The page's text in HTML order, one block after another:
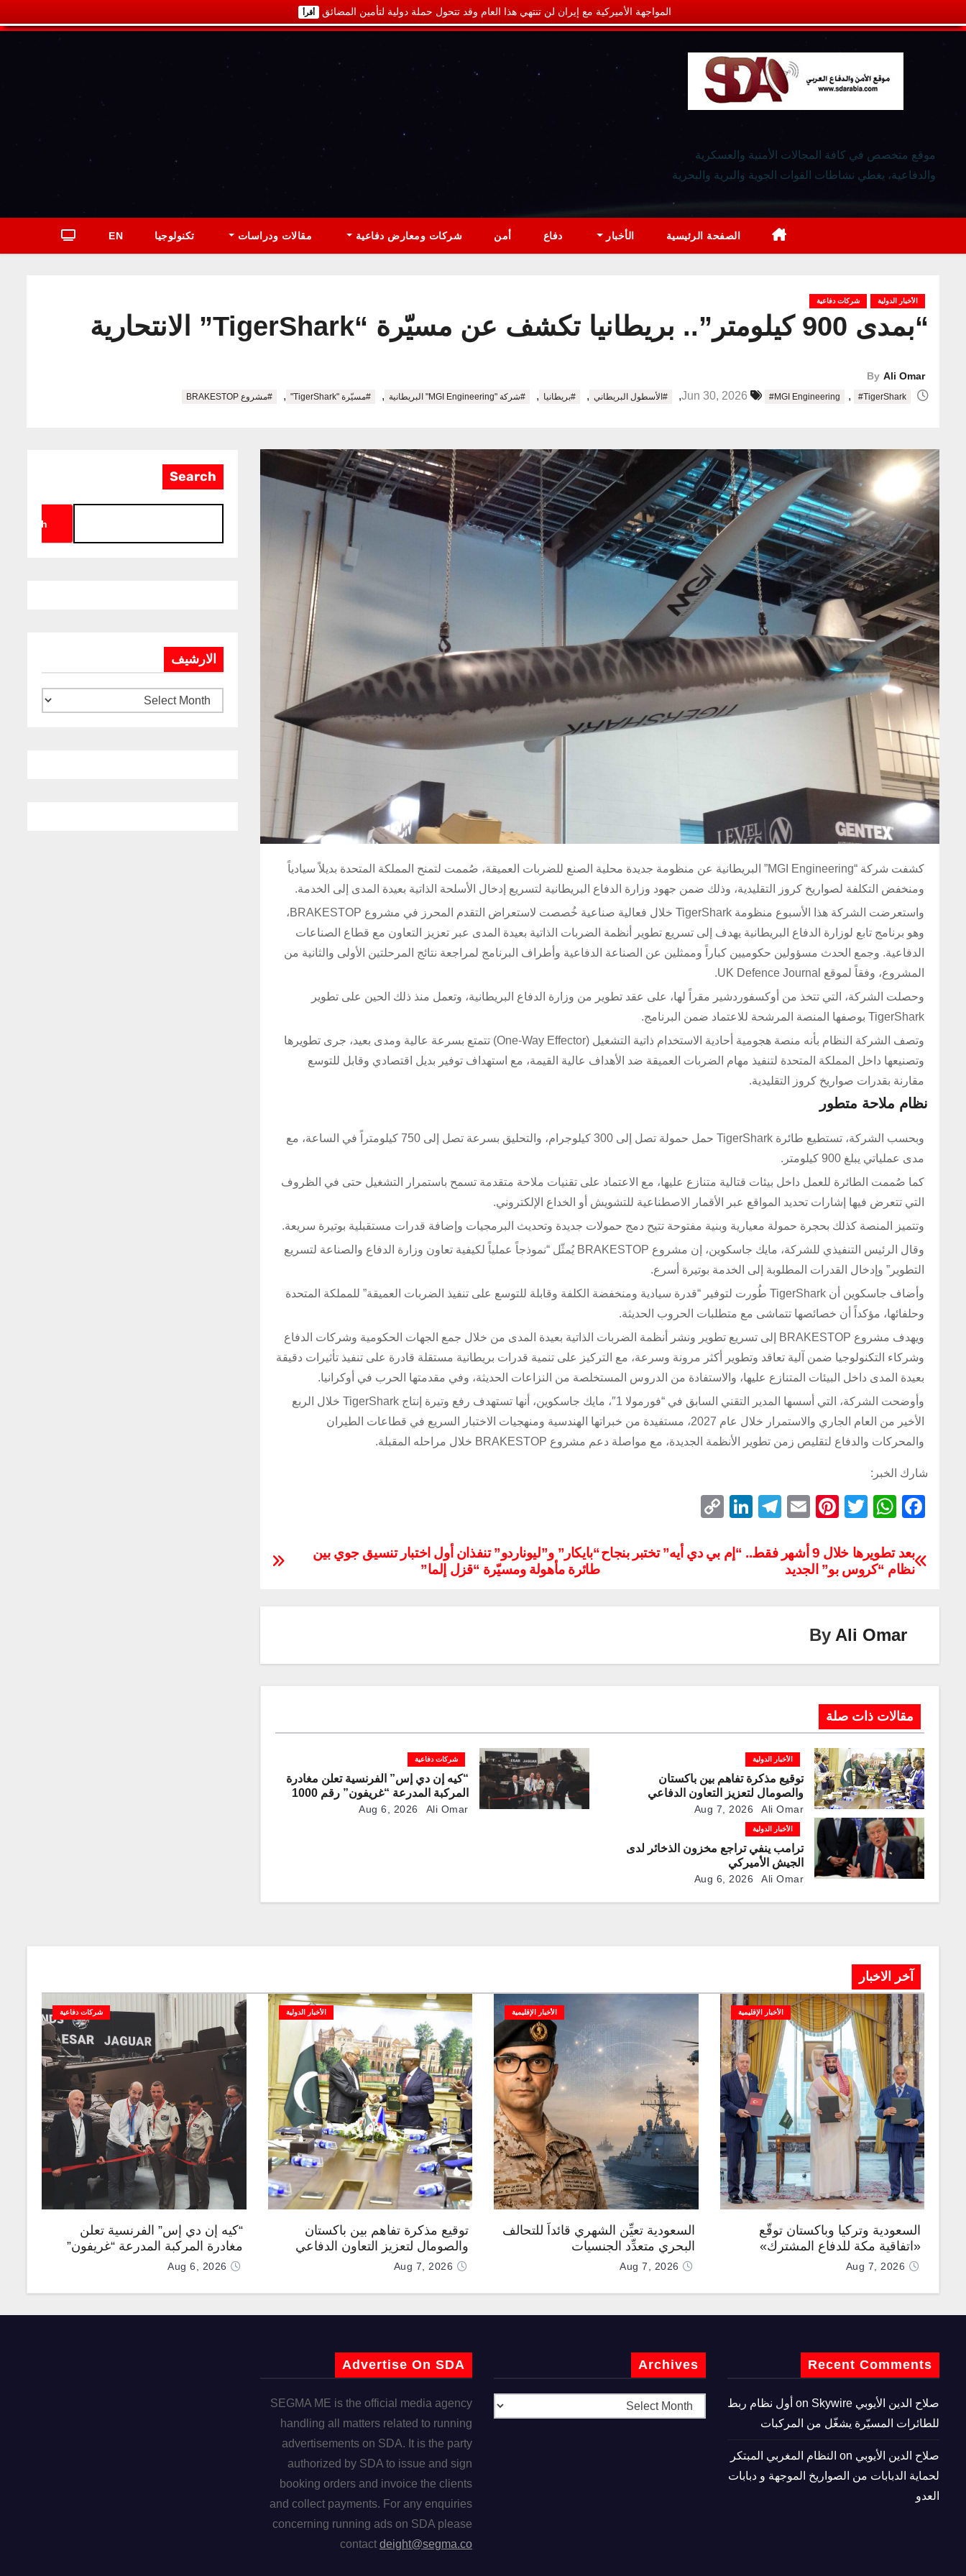
المواجهة الأميركية مع إيران لن تنتهي هذا العام وقد تتحول حملة دولية لتأمين المضائق أقرأ
موقع متخصص في كافة المجالات الأمنية والعسكرية
والدفاعية، يغطي نشاطات القوات الجوية والبرية والبحرية
الصفحة الرئيسية الأخبار دفاع أمن شركات ومعارض دفاعية مقالات ودراسات تكنولوجيا EN
الأخبار الدولية شركات دفاعية
“بمدى 900 كيلومتر”.. بريطانيا تكشف عن مسيّرة “TigerShark” الانتحارية
By Ali Omar
#MGI Engineering , #TigerShark
, #الأسطول البريطاني , #بريطانيا , #شركة "MGI Engineering" البريطانية , #مسيّرة "TigerShark" , #مشروع BRAKESTOP
كشفت شركة “MGI Engineering” البريطانية عن منظومة جديدة محلية الصنع للضربات العميقة، صُممت لتمنح المملكة المتحدة بديلاً سيادياً
ومنخفض التكلفة لصواريخ كروز التقليدية، وذلك ضمن جهود وزارة الدفاع البريطانية لتسريع إدخال الأسلحة الذاتية بعيدة المدى إلى الخدمة.
واستعرضت الشركة هذا الأسبوع منظومة TigerShark خلال فعالية صناعية خُصصت لاستعراض التقدم المحرز في مشروع BRAKESTOP،
وهو برنامج تابع لوزارة الدفاع البريطانية يهدف إلى تسريع تطوير أنظمة الضربات الذاتية بعيدة المدى عبر تعزيز التعاون مع قطاع الصناعات
الدفاعية. وجمع الحدث مسؤولين حكوميين كباراً وممثلين عن الصناعة الدفاعية وأطراف البرنامج لمراجعة نتائج المرحلتين الأولى والثانية من
المشروع، وفقاً لموقع UK Defence Journal.
وحصلت الشركة، التي تتخذ من أوكسفوردشير مقراً لها، على عقد تطوير من وزارة الدفاع البريطانية، وتعمل منذ ذلك الحين على تطوير
TigerShark بوصفها المنصة المرشحة للاعتماد ضمن البرنامج.
وتصف الشركة النظام بأنه منصة هجومية أحادية الاستخدام ذاتية التشغيل (One-Way Effector) تتمتع بسرعة عالية ومدى بعيد، جرى تطويرها
وتصنيعها داخل المملكة المتحدة لتنفيذ مهام الضربات العميقة ضد الأهداف عالية القيمة، مع استهداف توفير بديل اقتصادي وقابل للتوسع
مقارنة بقدرات صواريخ كروز التقليدية.
نظام ملاحة متطور
وبحسب الشركة، تستطيع طائرة TigerShark حمل حمولة تصل إلى 300 كيلوجرام، والتحليق بسرعة تصل إلى 750 كيلومتراً في الساعة، مع
مدى عملياتي يبلغ 900 كيلومتر.
كما صُممت الطائرة للعمل داخل بيئات قتالية متنازع عليها، مع الاعتماد على تقنيات ملاحة متقدمة تسمح باستمرار التشغيل حتى في الظروف
التي تتعرض فيها إشارات تحديد المواقع عبر الأقمار الاصطناعية للتشويش أو الخداع الإلكتروني.
وتتميز المنصة كذلك بحجرة حمولة معيارية وبنية مفتوحة تتيح دمج حمولات جديدة وتحديث البرمجيات وإضافة قدرات مستقبلية بوتيرة سريعة.
وقال الرئيس التنفيذي للشركة، مايك جاسكوين، إن مشروع BRAKESTOP يُمثّل “نموذجاً عملياً لكيفية تعاون وزارة الدفاع والصناعة لتسريع
التطوير” وإدخال القدرات المطلوبة إلى الخدمة بوتيرة أسرع.
وأضاف جاسكوين أن TigerShark طُورت لتوفير “قدرة سيادية ومنخفضة الكلفة وقابلة للتوسع على تنفيذ الضربات العميقة” للمملكة المتحدة
وحلفائها، مؤكداً أن خصائصها تتماشى مع متطلبات الحروب الحديثة.
ويهدف مشروع BRAKESTOP إلى تسريع تطوير ونشر أنظمة الضربات الذاتية بعيدة المدى من خلال جمع الجهات الحكومية وشركات الدفاع
وشركاء التكنولوجيا ضمن آلية تعاقد وتطوير أكثر مرونة وسرعة، مع التركيز على تنمية قدرات بريطانية مستقلة قادرة على تنفيذ تأثيرات دقيقة
بعيدة المدى داخل البيئات المتنازع عليها، والاستفادة من الدروس المستخلصة من النزاعات الحديثة، وفي مقدمتها الحرب في أوكرانيا.
وأوضحت الشركة، التي أسسها المدير التقني السابق في “فورمولا 1″، مايك جاسكوين، أنها تستهدف رفع وتيرة إنتاج TigerShark خلال الربع
الأخير من العام الجاري والاستمرار خلال عام 2027، مستفيدة من خبراتها الهندسية ومنهجيات الاختبار السريع في قطاعات الطيران
والمحركات والدفاع لتقليص زمن تطوير الأنظمة الجديدة، مع مواصلة دعم مشروع BRAKESTOP خلال مراحله المقبلة.
شارك الخبر:
F
c
e
o
k
W
at
s
p
p
T
tt
er
Pi
er
e
E
ail
T
e
Li
k
p
“بايكار” و”ليوناردو” تنفذان أول اختبار تنسيق جوي بين
طائرة مأهولة ومسيّرة “قزل إلما”
بعد تطويرها خلال 9 أشهر فقط.. “إم بي دي أيه” تختبر بنجاح
نظام “كروس بو” الجديد
By Ali Omar
مقالات ذات صلة
الأخبار الدولية
توقيع مذكرة تفاهم بين باكستان
والصومال لتعزيز التعاون الدفاعي
Aug 7, 2026 Ali Omar
شركات دفاعية
“كيه إن دي إس” الفرنسية تعلن مغادرة
المركبة المدرعة “غريفون” رقم 1000
لخط الإنتاج Aug 6, 2026 Ali Omar
الأخبار الدولية
ترامب ينفي تراجع مخزون الذخائر لدى
الجيش الأميركي
Aug 6, 2026 Ali Omar
Search
Search
الارشيف
آخر الاخبار
الأخبار الإقليمية
السعودية وتركيا وباكستان توقّع
«اتفاقية مكة للدفاع المشترك»
Aug 7, 2026
الأخبار الإقليمية
السعودية تعيِّن الشهري قائداً للتحالف
البحري متعدِّد الجنسيات
Aug 7, 2026
الأخبار الدولية
توقيع مذكرة تفاهم بين باكستان
والصومال لتعزيز التعاون الدفاعي
Aug 7, 2026
شركات دفاعية
“كيه إن دي إس” الفرنسية تعلن
مغادرة المركبة المدرعة “غريفون”
رقم 1000 لخط الإنتاجAug 6, 2026
Recent Comments
صلاح الدين الأيوبي
Skywire أول نظام ربط
للطائرات المسيّرة يشغّل من المركبات
صلاح الدين الأيوبي
النظام المغربي المبتكر
لحماية الدبابات من الصواريخ الموجهة و دبابات
العدو
Archives
Advertise On SDA
SEGMA ME is the official media agency
handling all matters related to running
advertisements on SDA. It is the party
authorized by SDA to issue and sign
booking orders and invoice the clients
and collect payments. For any enquiries
concerning running ads on SDA please
contact deight@segma.co